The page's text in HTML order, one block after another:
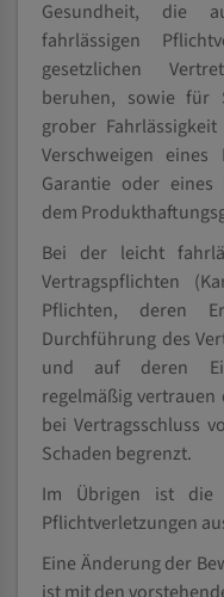
Gesundheit, die
fahrlässigen
gesetzlichen
beruhen, sowie für
grober
Verschweigen
Garantie oder eines
dem
Bei der leicht
Vertragspflichten
Pflichten, deren
Durchführung des
und auf deren
regelmäßig
bei Vertragsschluss
Schaden begrenzt.
Im Übrigen ist die
Pflichtverletzungen
Eine Änderung der